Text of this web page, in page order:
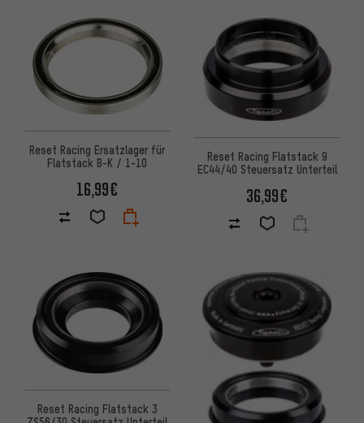
Reset Racing Ersatzlager für
Flatstack B-K / 1-10
16,99€
Reset Racing Flatstack 9
EC44/40 Steuersatz Unterteil
36,99€
Reset Racing Flatstack 3